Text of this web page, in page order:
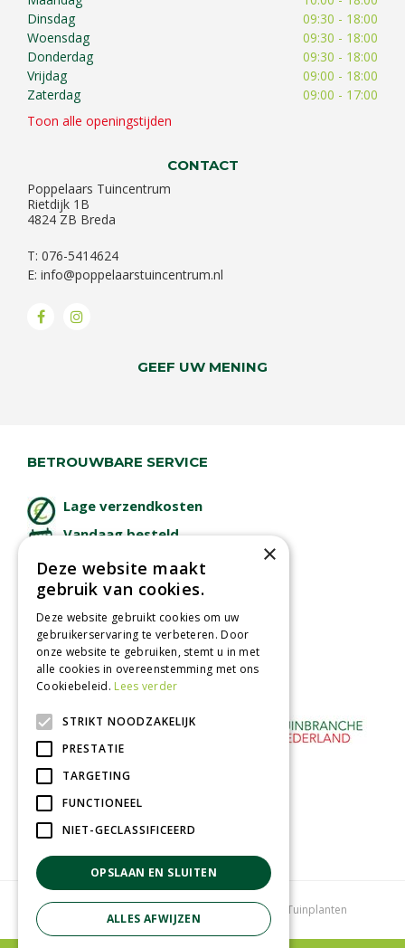
Dinsdag
09:30 - 18:00
Woensdag
09:30 - 18:00
Donderdag
09:30 - 18:00
Vrijdag
09:00 - 18:00
Zaterdag
09:00 - 17:00
Toon alle openingstijden
CONTACT
Poppelaars Tuincentrum
Rietdijk 1B
4824 ZB Breda
T: 076-5414624
E: info@poppelaarstuincentrum.nl
GEEF UW MENING
BETROUWBARE SERVICE
Lage verzendkosten
Vandaag besteld
Afhalen in tuincentrum
Betaal veilig
met iDeal - Wero
Kamerplanten Tuinplanten
×
Deze website maakt
gebruik van cookies.
Deze website gebruikt cookies om uw
gebruikerservaring te verbeteren. Door
onze website te gebruiken, stemt u in met
alle cookies in overeenstemming met ons
Cookiebeleid. Lees verder
STRIKT NOODZAKELIJK
PRESTATIE
TARGETING
FUNCTIONEEL
NIET-GECLASSIFICEERD
OPSLAAN EN SLUITEN
ALLES AFWIJZEN